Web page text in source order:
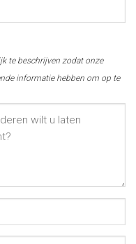
te beschrijven zodat onze
informatie hebben om op te